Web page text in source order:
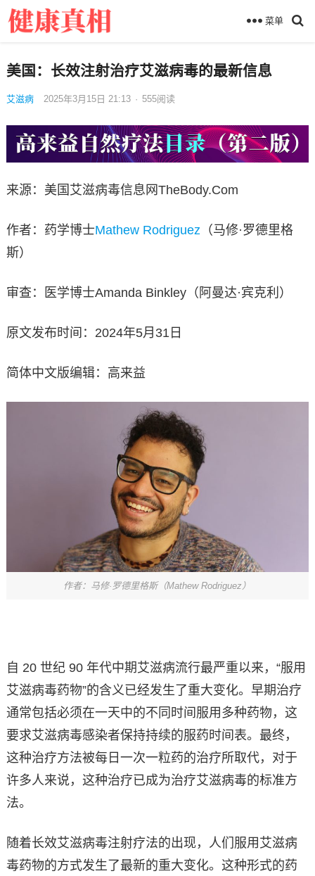
菜单
美国：长效注射治疗艾滋病毒的最新信息
艾滋病 2025年3月15日 21:13 · 555阅读
来源：美国艾滋病毒信息网TheBody.Com
作者：药学博士Mathew Rodriguez（马修·罗德里格
斯）
审查：医学博士Amanda Binkley（阿曼达·宾克利）
原文发布时间：2024年5月31日
简体中文版编辑：高来益
作者：马修·罗德里格斯（Mathew Rodriguez）
自 20 世纪 90 年代中期艾滋病流行最严重以来，“服用
艾滋病毒药物”的含义已经发生了重大变化。早期治疗
通常包括必须在一天中的不同时间服用多种药物，这
要求艾滋病毒感染者保持持续的服药时间表。最终，
这种治疗方法被每日一次一粒药的治疗所取代，对于
许多人来说，这种治疗已成为治疗艾滋病毒的标准方
法。
随着长效艾滋病毒注射疗法的出现，人们服用艾滋病
毒药物的方式发生了最新的重大变化。这种形式的药